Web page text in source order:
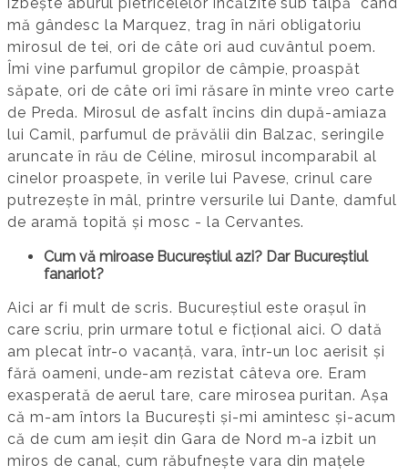
mă gândesc la Marquez, trag în nări obligatoriu
mirosul de tei, ori de câte ori aud cuvântul poem.
Îmi vine parfumul gropilor de câmpie, proaspăt
săpate, ori de câte ori îmi răsare în minte vreo carte
de Preda. Mirosul de asfalt încins din după-amiaza
lui Camil, parfumul de prăvălii din Balzac, seringile
aruncate în rău de Céline, mirosul incomparabil al
cinelor proaspete, în verile lui Pavese, crinul care
putrezește în mâl, printre versurile lui Dante, damful
de aramă topită și mosc - la Cervantes.
Cum vă miroase Bucureștiul azi? Dar Bucureștiul
fanariot?
Aici ar fi mult de scris. Bucureștiul este orașul în
care scriu, prin urmare totul e ficțional aici. O dată
am plecat într-o vacanță, vara, într-un loc aerisit și
fără oameni, unde-am rezistat câteva ore. Eram
exasperată de aerul tare, care mirosea puritan. Așa
că m-am întors la București și-mi amintesc și-acum
că de cum am ieșit din Gara de Nord m-a izbit un
miros de canal, cum răbufnește vara din mațele